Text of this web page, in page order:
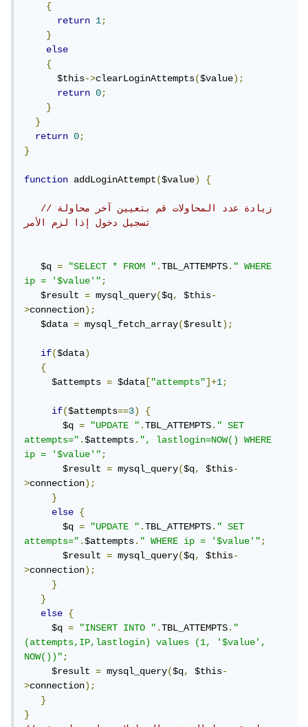
{
return
1;
}
else
{
      $this
->clearLoginAttempts($value);
return
0;
}
}
return
0;
}
function addLoginAttempt($value) {
//زيادة عدد المحاولات قم بتعيين آخر محاولة
تسجيل دخول إذا لزم الأمر
   $q
= "SELECT * FROM ".TBL_ATTEMPTS." WHERE
ip = '$value'";
   $result
= mysql_query($q, $this-
>connection);
   $data
= mysql_fetch_array($result);
if($data)
{
     $attempts
= $data ["attempts"]+1;
if($attempts==3)
{
       $q
= "UPDATE ".TBL_ATTEMPTS." SET
attempts=".$attempts.", lastlogin=NOW() WHERE
ip = '$value'";
       $result
= mysql_query($q, $this-
>connection);
}
else
{
       $q
= "UPDATE ".TBL_ATTEMPTS." SET
attempts=".$attempts." WHERE ip = '$value'";
       $result
= mysql_query($q, $this-
>connection);
}
}
else
{
     $q
= "INSERT INTO ".TBL_ATTEMPTS."
(attempts,IP,lastlogin) values (1, '$value',
NOW())";
     $result
= mysql_query($q, $this-
>connection);
}
}